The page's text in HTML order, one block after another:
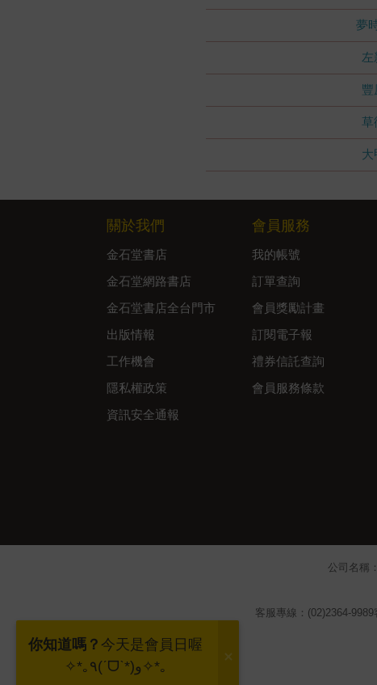
夢
左
豐
草
大
關於我們
金石堂書店
金石堂網路書店
金石堂書店全台門市
出版情報
工作機會
隱私權政策
資訊安全通報
會員服務
我的帳號
訂單查詢
會員獎勵計畫
訂閱電子報
禮券信託查詢
會員服務條款
公司名稱
客服專線：(02)2364-9989
你知道嗎？ 今天是會員日喔
✧*｡٩(ˊᗜˋ*)و✧*｡